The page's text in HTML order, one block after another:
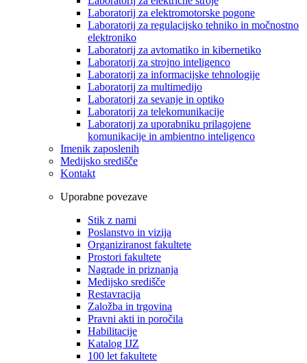
Laboratorij za elektromotorske pogone
Laboratorij za regulacijsko tehniko in močnostno
elektroniko
Laboratorij za avtomatiko in kibernetiko
Laboratorij za strojno inteligenco
Laboratorij za informacijske tehnologije
Laboratorij za multimedijo
Laboratorij za sevanje in optiko
Laboratorij za telekomunikacije
Laboratorij za uporabniku prilagojene
komunikacije in ambientno inteligenco
Imenik zaposlenih
Medijsko središče
Kontakt
Uporabne povezave
Stik z nami
Poslanstvo in vizija
Organiziranost fakultete
Prostori fakultete
Nagrade in priznanja
Medijsko središče
Restavracija
Založba in trgovina
Pravni akti in poročila
Habilitacije
Katalog IJZ
100 let fakultete